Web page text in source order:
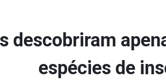
descobriram
espécies de